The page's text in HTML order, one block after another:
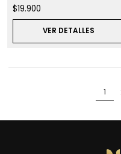
$19.900
VER DETALLES
1